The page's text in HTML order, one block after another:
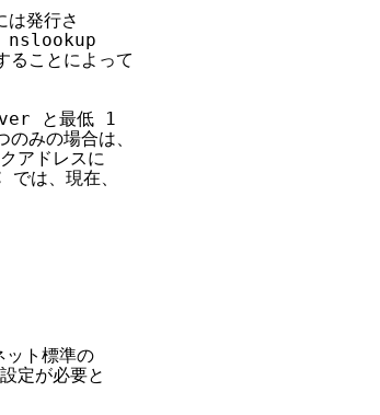
は発行さ
nslookup
ことによって
と最低 1
の場合は、
アドレスに
は、現在、
ト標準の
定が必要と